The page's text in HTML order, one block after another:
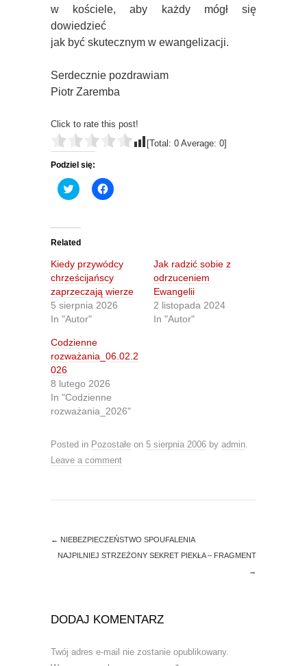
w kościele, aby każdy
mógł się
dowiedzieć
jak być skutecznym w ewangelizacji.
Serdecznie pozdrawiam
Piotr Zaremba
Click to rate this post!
[Total: 0 Average: 0]
Podziel się:
C
l
t
o
s
a
r
e
o
n
T
w
t
t
e
r
O
p
e
n
n
w
d
C
l
h
a
r
e
o
n
F
o
o
(
p
e
n
e
n
)
Related
Kiedy przywódcy
chrześcijańscy
zaprzeczają wierze
5 sierpnia 2026
In "Autor"
Jak radzić sobie z
odrzuceniem
Ewangelii
2 listopada 2024
In "Autor"
Codzienne
rozważania_06.02.2
026
8 lutego 2026
In "Codzienne
rozważania_2026"
Posted in Pozostałe on 5 sierpnia 2006 by admin.
Leave a comment
← NIEBEZPIECZEŃSTWO SPOUFALENIA
NAJPILNIEJ STRZEŻONY SEKRET PIEKŁA – FRAGMENT
→
DODAJ KOMENTARZ
Twój adres e-mail nie zostanie opublikowany.